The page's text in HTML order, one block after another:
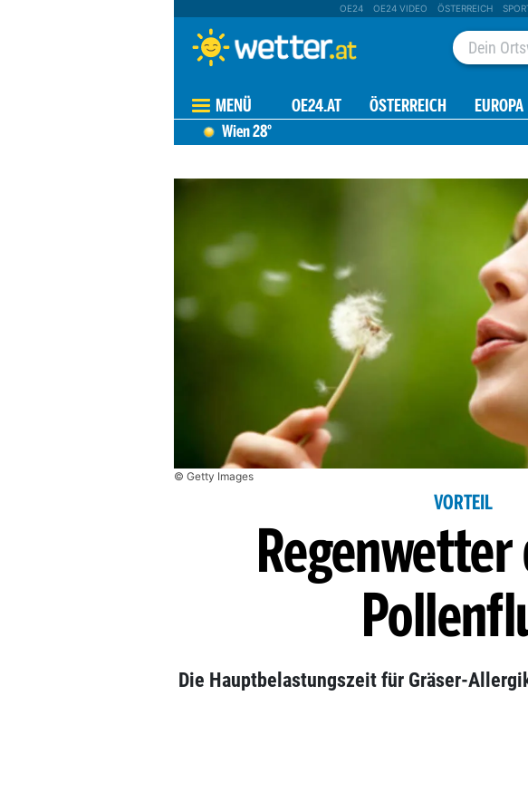
OE24 OE24 VIDEO ÖSTERREICH
MENÜ OE24.AT ÖSTERREICH EUROPA
Wien28°
© Getty Images
VORTEIL
Die Hauptbelastungszeit für Gräser-